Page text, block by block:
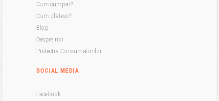
Cum cumpar?
Cum platesc?
Blog
Despre noi
Protectia Consumatorilor
SOCIAL MEDIA
Facebook